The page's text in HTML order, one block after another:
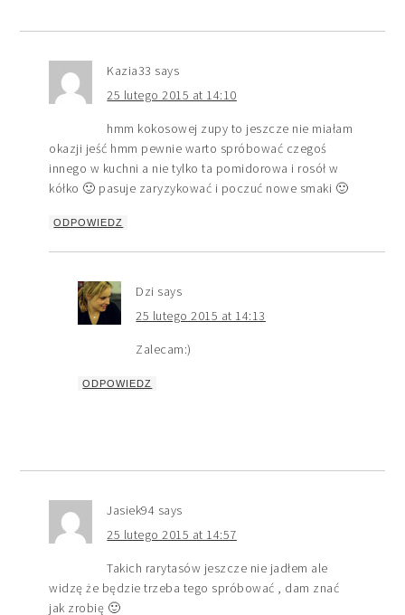
Kazia33 says
25 lutego 2015 at 14:10
hmm kokosowej zupy to jeszcze nie miałam
okazji jeść hmm pewnie warto spróbować czegoś
innego w kuchni a nie tylko ta pomidorowa i rosół w
kółko 🙂 pasuje zaryzykować i poczuć nowe smaki 🙂
ODPOWIEDZ
Dzi says
25 lutego 2015 at 14:13
Zalecam:)
ODPOWIEDZ
Jasiek94 says
25 lutego 2015 at 14:57
Takich rarytasów jeszcze nie jadłem ale
widzę że będzie trzeba tego spróbować , dam znać
jak zrobię 🙂